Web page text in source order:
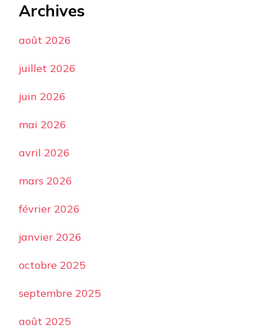
Archives
août 2026
juillet 2026
juin 2026
mai 2026
avril 2026
mars 2026
février 2026
janvier 2026
octobre 2025
septembre 2025
août 2025